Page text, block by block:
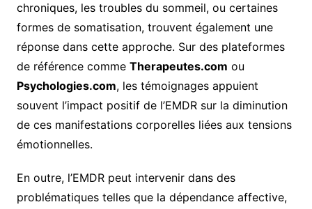
chroniques, les troubles du sommeil, ou certaines
formes de somatisation, trouvent également une
réponse dans cette approche. Sur des plateformes
de référence comme Therapeutes.com ou
Psychologies.com, les témoignages appuient
souvent l’impact positif de l’EMDR sur la diminution
de ces manifestations corporelles liées aux tensions
émotionnelles.
En outre, l’EMDR peut intervenir dans des
problématiques telles que la dépendance affective,